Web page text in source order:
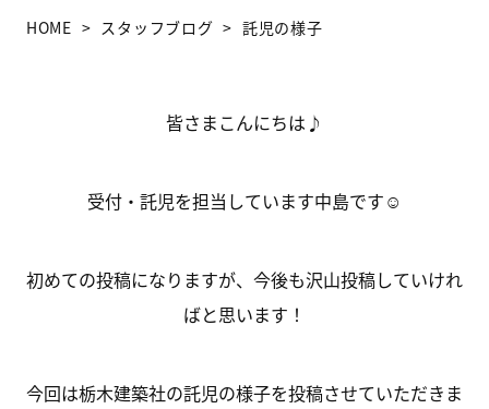
HOME スタッフブログ 託児の様子
皆さまこんにちは♪
受付・託児を担当しています中島です☺
初めての投稿になりますが、今後も沢山投稿していけれ
ばと思います！
今回は栃木建築社の託児の様子を投稿させていただきま